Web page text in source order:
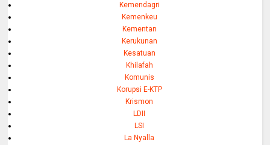
Kemendagri
Kemenkeu
Kementan
Kerukunan
Kesatuan
Khilafah
Komunis
Korupsi E-KTP
Krismon
LDII
LSI
La Nyalla